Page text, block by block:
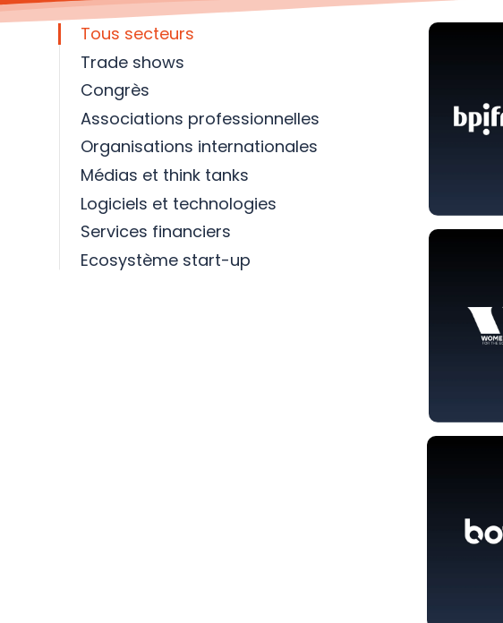
Tous secteurs
Trade shows
Congrès
Associations professionnelles
Organisations internationales
Médias et think tanks
Logiciels et technologies
Services financiers
Ecosystème start-up